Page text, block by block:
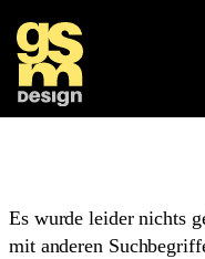
Zum
Inhalt
springen
Kategorie:
Es wurde leider nichts
mit anderen